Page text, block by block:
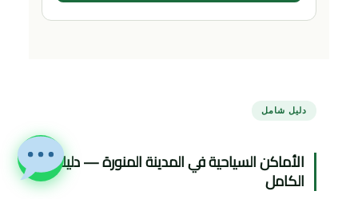
دليل شامل
الأماكن السياحية في المدينة المنورة — دليلك
الكامل